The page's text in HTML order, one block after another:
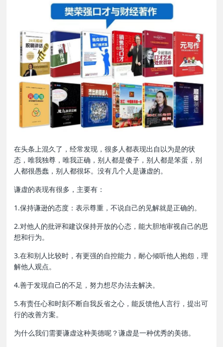
在头条上混久了，经常发现，很多人都表现出自以为是的状
态，唯我独尊，唯我正确，别人都是傻子，别人都是笨蛋，别
人都很愚蠢，别人都很坏。没有几个人是谦虚的。
谦虚的表现有很多，主要有：
1.保持谦逊的态度：表示尊重，不说自己的见解就是正确的。
2.对他人的批评和建议保持开放的心态，能大胆地审视自己的思
想和行为。
3.在和别人比较时，有更强的自控能力，耐心倾听他人抱怨，理
解他人观点。
4.善于发现自己的不足，努力想尽办法去解决。
5.有责任心和时刻不断自我反省之心，能反馈他人言行，提出可
行的改善方案。
为什么我们需要谦虚这种美德呢？谦虚是一种优秀的美德。